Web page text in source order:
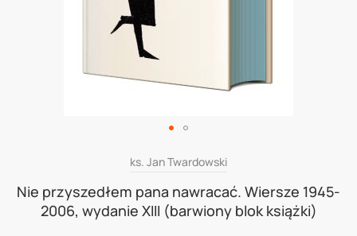
ks. Jan Twardowski
Nie przyszedłem pana nawracać. Wiersze 1945-
2006, wydanie XIII (barwiony blok książki)